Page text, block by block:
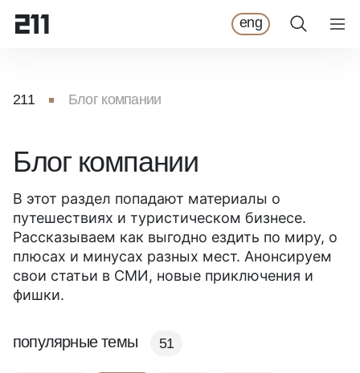
eng
211 Блог компании
Блог компании
В этот раздел попадают материалы о
путешествиях и туристическом бизнесе.
Рассказываем как выгодно ездить по миру, о
плюсах и минусах разных мест. Анонсируем
свои статьи в СМИ, новые приключения и
фишки.
популярные темы 51